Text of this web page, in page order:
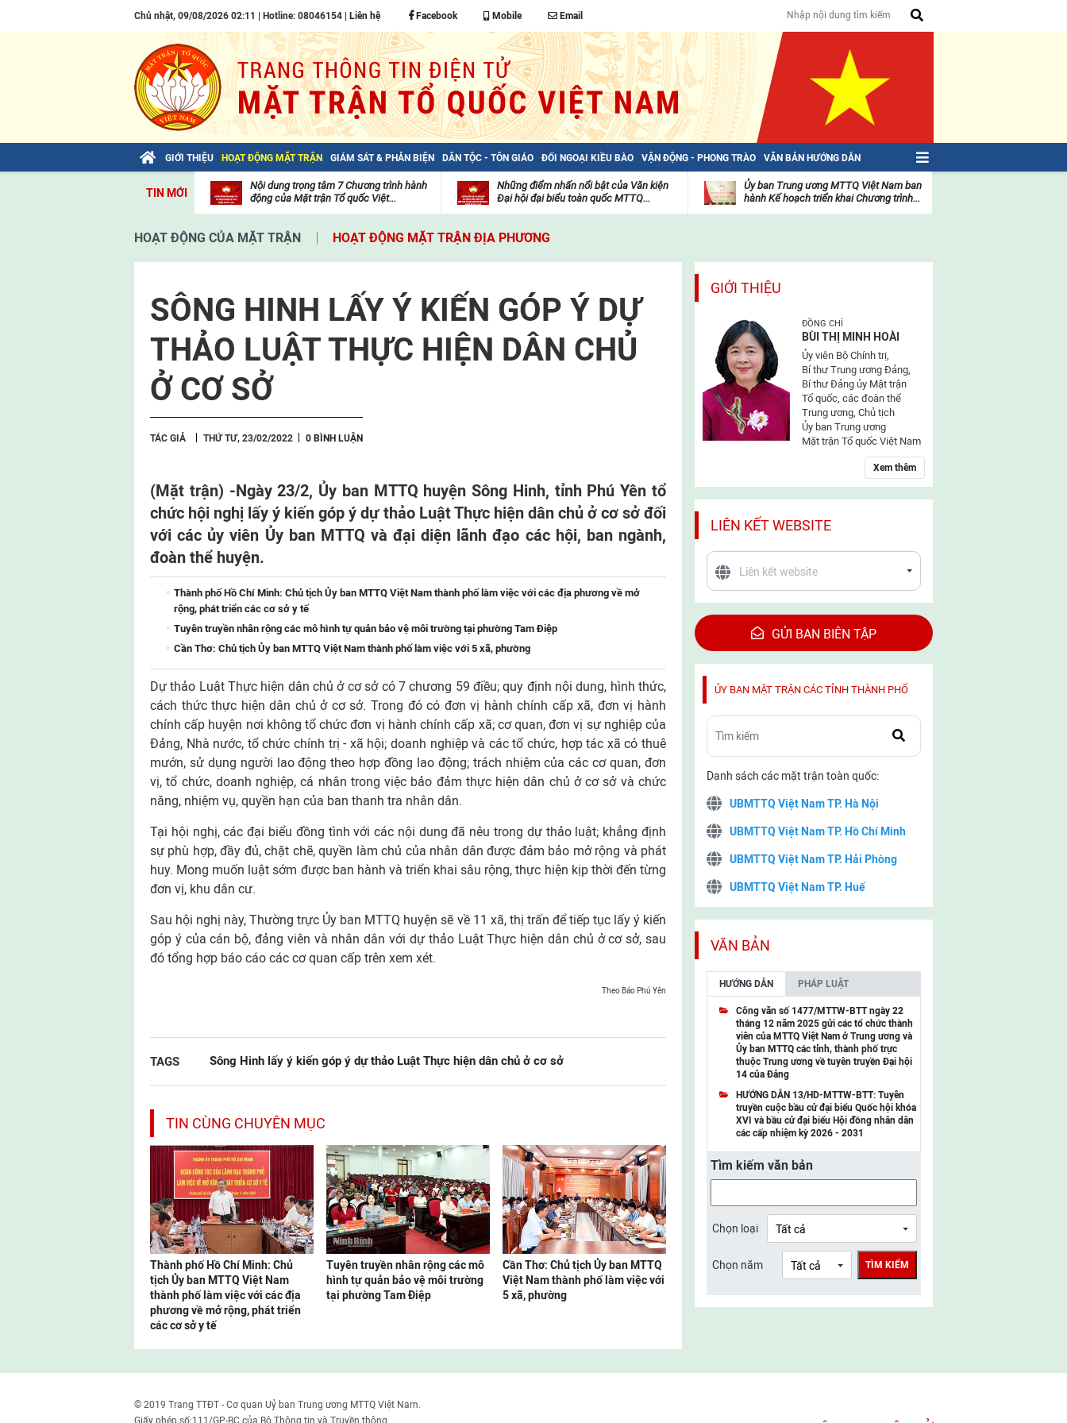
Chủ nhật, 09/08/2026 02:11 | Hotline: 08046154 | Liên hệ Facebook Mobile Email
GIỚI THIỆU HOẠT ĐỘNG MẶT TRẬN GIÁM SÁT & PHẢN BIỆN DÂN TỘC - TÔN GIÁO ĐỐI NGOẠI KIỀU BÀO VẬN ĐỘNG - PHONG TRÀO VĂN BẢN HƯỚNG DẪN
TIN MỚI
Bài viết của Tổng Bí thư Tô Lâm: TIẾN
viện
Nội dung trọng tâm 7 Chương trình hành
động của Mặt trận Tổ quốc Việt...
viện
Những điểm nhấn nổi bật của Văn kiện
Đại hội đại biểu toàn quốc MTTQ...
mặt
trận
Ủy ban Trung ương MTTQ Việt Nam ban
hành Kế hoạch triển khai Chương trình...
HOẠT ĐỘNG CỦA MẶT TRẬN HOẠT ĐỘNG MẶT TRẬN ĐỊA PHƯƠNG
SÔNG HINH LẤY Ý KIẾN GÓP Ý DỰ
THẢO LUẬT THỰC HIỆN DÂN CHỦ
Ở CƠ SỞ
TÁC GIẢ THỨ TƯ, 23/02/2022 0 BÌNH LUẬN
(Mặt trận) -Ngày 23/2, Ủy ban MTTQ huyện Sông Hinh, tỉnh Phú Yên tổ
chức hội nghị lấy ý kiến góp ý dự thảo Luật Thực hiện dân chủ ở cơ sở đối
với các ủy viên Ủy ban MTTQ và đại diện lãnh đạo các hội, ban ngành,
đoàn thể huyện.
Thành phố Hồ Chí Minh: Chủ tịch Ủy ban MTTQ Việt Nam thành phố làm việc với các địa phương về mở
rộng, phát triển các cơ sở y tế
Tuyên truyền nhân rộng các mô hình tự quản bảo vệ môi trường tại phường Tam Điệp
Cần Thơ: Chủ tịch Ủy ban MTTQ Việt Nam thành phố làm việc với 5 xã, phường
Dự thảo Luật Thực hiện dân chủ ở cơ sở có 7 chương 59 điều; quy định nội dung, hình thức,
cách thức thực hiện dân chủ ở cơ sở. Trong đó có đơn vị hành chính cấp xã, đơn vị hành
chính cấp huyện nơi không tổ chức đơn vị hành chính cấp xã; cơ quan, đơn vị sự nghiệp của
Đảng, Nhà nước, tổ chức chính trị - xã hội; doanh nghiệp và các tổ chức, hợp tác xã có thuê
mướn, sử dụng người lao động theo hợp đồng lao động; trách nhiệm của các cơ quan, đơn
vị, tổ chức, doanh nghiệp, cá nhân trong việc bảo đảm thực hiện dân chủ ở cơ sở và chức
năng, nhiệm vụ, quyền hạn của ban thanh tra nhân dân.
Tại hội nghị, các đại biểu đồng tình với các nội dung đã nêu trong dự thảo luật; khẳng định
sự phù hợp, đầy đủ, chặt chẽ, quyền làm chủ của nhân dân được đảm bảo mở rộng và phát
huy. Mong muốn luật sớm được ban hành và triển khai sâu rộng, thực hiện kịp thời đến từng
đơn vị, khu dân cư.
Sau hội nghị này, Thường trực Ủy ban MTTQ huyện sẽ về 11 xã, thị trấn để tiếp tục lấy ý kiến
góp ý của cán bộ, đảng viên và nhân dân với dự thảo Luật Thực hiện dân chủ ở cơ sở, sau
đó tổng hợp báo cáo các cơ quan cấp trên xem xét.
Theo Báo Phú Yên
TAGS Sông Hinh lấy ý kiến góp ý dự thảo Luật Thực hiện dân chủ ở cơ sở
TIN CÙNG CHUYÊN MỤC
Thành phố Hồ Chí Minh: Chủ
tịch Ủy ban MTTQ Việt Nam
thành phố làm việc với các địa
phương về mở rộng, phát triển
các cơ sở y tế
Tuyên truyền nhân rộng các mô
hình tự quản bảo vệ môi trường
tại phường Tam Điệp
Cần Thơ: Chủ tịch Ủy ban MTTQ
Việt Nam thành phố làm việc với
5 xã, phường
GIỚI THIỆU
ĐỒNG CHÍ
BÙI THỊ MINH HOÀI
Ủy viên Bộ Chính trị,
Bí thư Trung ương Đảng,
Bí thư Đảng ủy Mặt trận
Tổ quốc, các đoàn thể
Trung ương, Chủ tịch
Ủy ban Trung ương
Mặt trận Tổ quốc Việt Nam
Xem thêm
LIÊN KẾT WEBSITE
GỬI BAN BIÊN TẬP
ỦY BAN MẶT TRẬN CÁC TỈNH THÀNH PHỐ
Danh sách các mặt trận toàn quốc:
UBMTTQ Việt Nam TP. Hà Nội
UBMTTQ Việt Nam TP. Hồ Chí Minh
UBMTTQ Việt Nam TP. Hải Phòng
UBMTTQ Việt Nam TP. Huế
UBMTTQ Việt Nam TP. Cần Thơ
UBMTTQ Việt Nam tỉnh Quảng Ninh
UBMTTQ Việt Nam tỉnh Cao Bằng
UBMTTQ Việt Nam tỉnh Lạng Sơn
UBMTTQ Việt Nam tỉnh Lai Châu
UBMTTQ Việt Nam tỉnh Điện Biên
UBMTTQ Việt Nam tỉnh Sơn La
UBMTTQ Việt Nam tỉnh Thanh Hóa
UBMTTQ Việt Nam tỉnh Nghệ An
UBMTTQ Việt Nam tỉnh Lào Cai
UBMTTQ Việt Nam tỉnh Thái Nguyên
VĂN BẢN
HƯỚNG DẪN PHÁP LUẬT
Công văn số 1477/MTTW-BTT ngày 22
tháng 12 năm 2025 gửi các tổ chức thành
viên của MTTQ Việt Nam ở Trung ương và
Ủy ban MTTQ các tỉnh, thành phố trực
thuộc Trung ương về tuyên truyền Đại hội
14 của Đảng
HƯỚNG DẪN 13/HD-MTTW-BTT: Tuyên
truyền cuộc bầu cử đại biểu Quốc hội khóa
XVI và bầu cử đại biểu Hội đồng nhân dân
các cấp nhiệm kỳ 2026 - 2031
Tìm kiếm văn bản
Chọn loại
Chọn năm TÌM KIẾM
© 2019 Trang TTĐT - Cơ quan Uỷ ban Trung ương MTTQ Việt Nam.